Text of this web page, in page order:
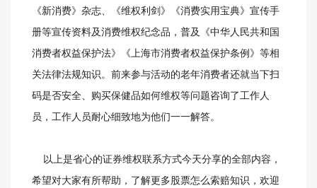
《新消费》杂志、《维权利剑》《消费实用宝典》宣传手
册等宣传资料及消费维权纪念品，普及《中华人民共和国
消费者权益保护法》《上海市消费者权益保护条例》等相
关法律法规知识。前来参与活动的老年消费者还就当下扫
码是否安全、购买保健品如何维权等问题咨询了工作人
员，工作人员耐心细致地为他们一一解答。
以上是省心的证券维权联系方式今天分享的全部内容，
希望对大家有所帮助，了解更多股票怎么索赔知识，欢迎